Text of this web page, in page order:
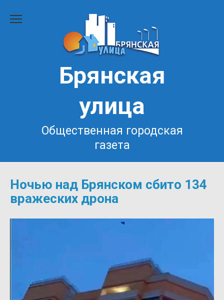
Брянская
улица
Общественная городская
газета
Ночью над Брянском сбито 134
вражеских дрона